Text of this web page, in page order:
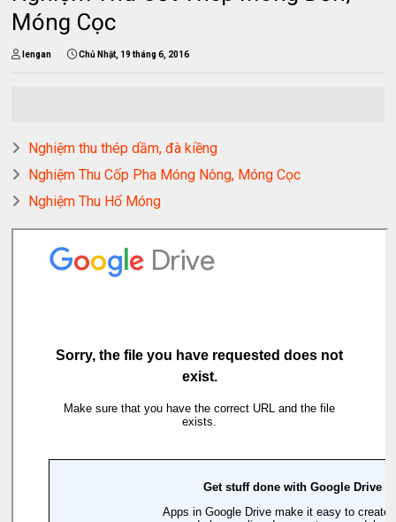
Móng Cọc
lengan Chủ Nhật, 19 tháng 6, 2016
Nghiệm thu thép dầm, đà kiềng
Nghiệm Thu Cốp Pha Móng Nông, Móng Cọc
Nghiệm Thu Hố Móng